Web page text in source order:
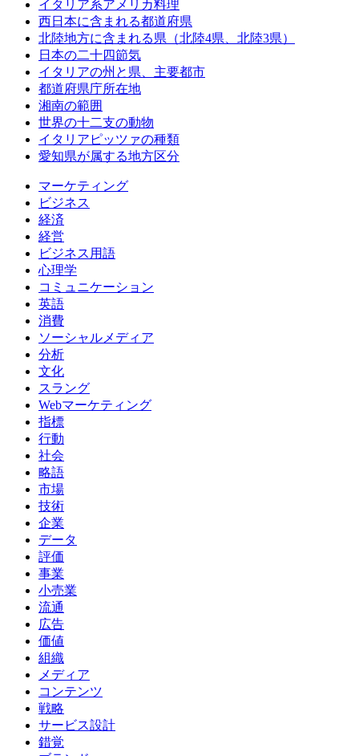
イタリア系アメリカ料理
西日本に含まれる都道府県
北陸地方に含まれる県（北陸4県、北陸3県）
日本の二十四節気
イタリアの州と県、主要都市
都道府県庁所在地
湘南の範囲
世界の十二支の動物
イタリアピッツァの種類
愛知県が属する地方区分
マーケティング
ビジネス
経済
経営
ビジネス用語
心理学
コミュニケーション
英語
消費
ソーシャルメディア
分析
文化
スラング
Webマーケティング
指標
行動
社会
略語
市場
技術
企業
データ
評価
事業
小売業
流通
広告
価値
組織
メディア
コンテンツ
戦略
サービス設計
錯覚